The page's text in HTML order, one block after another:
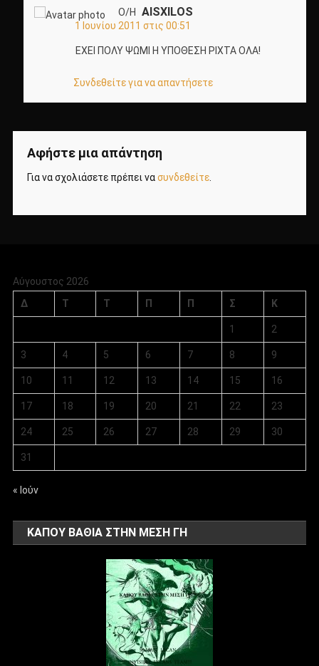
Ο/Η AISXILOS
1 Ιουνίου 2011 στις 00:51
ΕΧΕΙ ΠΟΛΥ ΨΩΜΙ Η ΥΠΟΘΕΣΗ ΡΙΧΤΑ ΟΛΑ!
Συνδεθείτε για να απαντήσετε
Αφήστε μια απάντηση
Για να σχολιάσετε πρέπει νασυνδεθείτε.
Αύγουστος 2026
Δ
Τ Τ Π Π Σ Κ
1 2
3 4 5 6 7 8 9
10 11 12 13 14 15 16
17 18 19 20 21 22 23
24 25 26 27 28 29 30
31
« Ιούν
ΚΑΠΟΥ ΒΑΘΙΑ ΣΤΗΝ ΜΕΣΗ ΓΗ